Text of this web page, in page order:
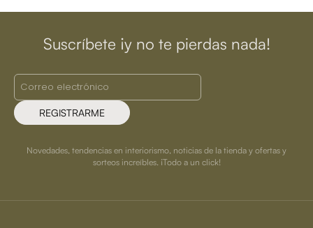
Suscríbete ¡y no te pierdas nada!
REGISTRARME
Novedades, tendencias en interiorismo, noticias de la tienda y ofertas y
sorteos increíbles. ¡Todo a un click!